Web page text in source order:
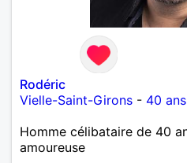
Rodéric
Vielle-Saint-Girons - 40 ans
Homme célibataire de 40
amoureuse